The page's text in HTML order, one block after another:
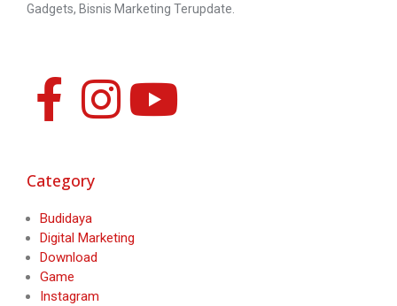
Gadgets, Bisnis Marketing Terupdate.
Category
Budidaya
Digital Marketing
Download
Game
Instagram